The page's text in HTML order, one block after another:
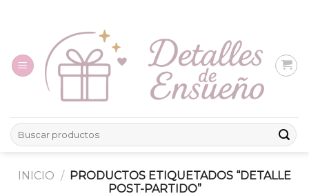
Buscar
por:
INICIO / PRODUCTOS ETIQUETADOS “DETALLE
POST-PARTIDO”